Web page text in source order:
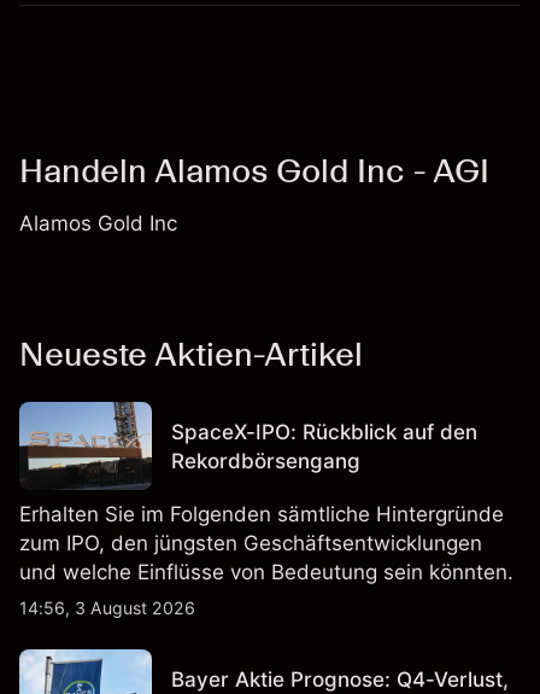
Handeln Alamos Gold Inc - AGI
Alamos Gold Inc
Neueste Aktien-Artikel
SpaceX-IPO: Rückblick auf den
Rekordbörsengang
Erhalten Sie im Folgenden sämtliche Hintergründe
zum IPO, den jüngsten Geschäftsentwicklungen
und welche Einflüsse von Bedeutung sein könnten.
14:56, 3 August 2026
Bayer Aktie Prognose: Q4-Verlust,